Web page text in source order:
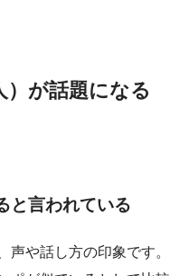
が話題になる
と言われている
声や話し方の印象です。